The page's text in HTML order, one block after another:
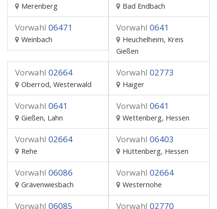
Merenberg Bad Endbach
Vorwahl 06471
Weinbach
Vorwahl 0641
Heuchelheim, Kreis
Gießen
Vorwahl 02664
Oberrod, Westerwald
Vorwahl 02773
Haiger
Vorwahl 0641
Gießen, Lahn
Vorwahl 0641
Wettenberg, Hessen
Vorwahl 02664
Rehe
Vorwahl 06403
Hüttenberg, Hessen
Vorwahl 06086
Grävenwiesbach
Vorwahl 02664
Westernohe
Vorwahl 06085 Vorwahl 02770